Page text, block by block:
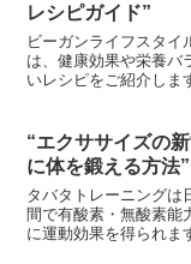
レシピガイド”
ビーガンライフスタイ
は、健康効果や栄養バ
いレシピをご紹介しま
“エクササイズの
に体を鍛える方法”
タバタトレーニングは
間で有酸素・無酸素能
に運動効果を得られま